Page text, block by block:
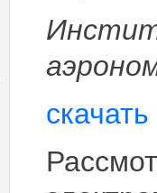
скачать